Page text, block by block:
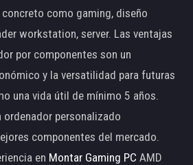
como gaming, diseño
workstation, server. Las ventajas
por componentes son un
y la versatilidad para futuras
una vida útil de mínimo 5 años.
ordenador personalizado
componentes del mercado.
en Montar Gaming PC AMD